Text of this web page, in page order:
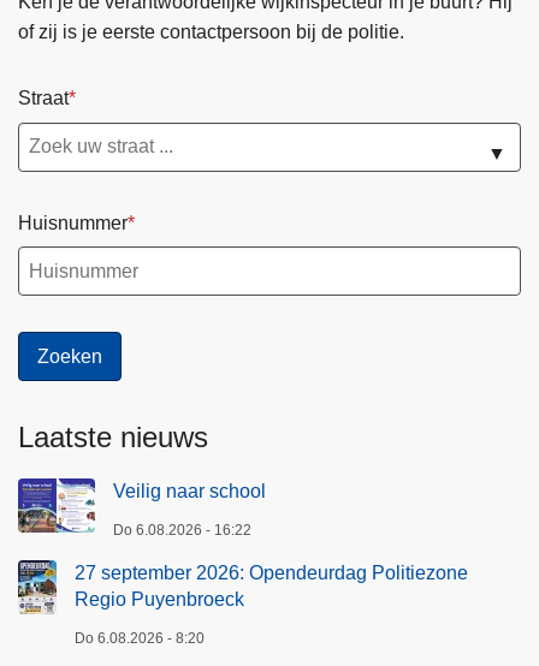
of zij is je eerste contactpersoon bij de politie.
Straat
▼
Huisnummer
Laatste nieuws
Veilig naar school
Do 6.08.2026 - 16:22
27 september 2026: Opendeurdag Politiezone
Regio Puyenbroeck
Do 6.08.2026 - 8:20